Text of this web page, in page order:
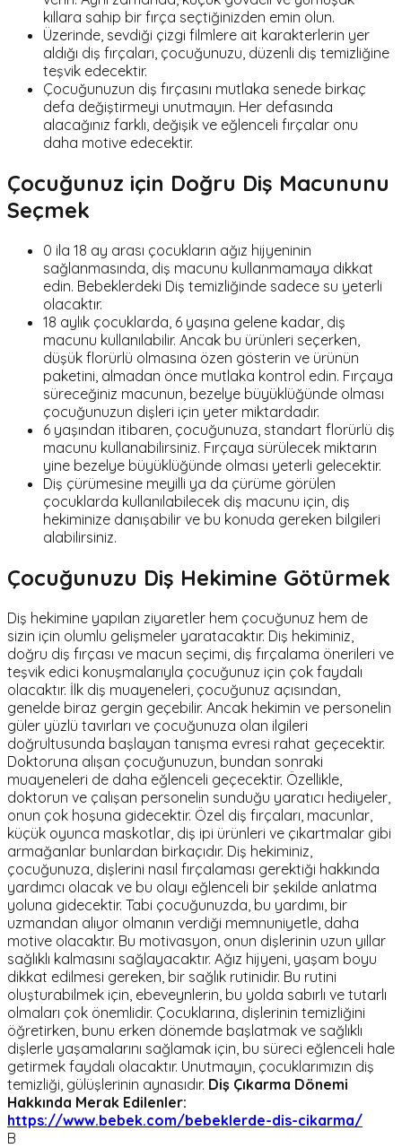
kıllara sahip bir fırça seçtiğinizden emin olun.
Üzerinde, sevdiği çizgi filmlere ait karakterlerin yer
aldığı diş fırçaları, çocuğunuzu, düzenli diş temizliğine
teşvik edecektir.
Çocuğunuzun diş fırçasını mutlaka senede birkaç
defa değiştirmeyi unutmayın. Her defasında
alacağınız farklı, değişik ve eğlenceli fırçalar onu
daha motive edecektir.
Çocuğunuz için Doğru Diş Macununu
Seçmek
0 ila 18 ay arası çocukların ağız hijyeninin
sağlanmasında, diş macunu kullanmamaya dikkat
edin. Bebeklerdeki Diş temizliğinde sadece su yeterli
olacaktır.
18 aylık çocuklarda, 6 yaşına gelene kadar, diş
macunu kullanılabilir. Ancak bu ürünleri seçerken,
düşük florürlü olmasına özen gösterin ve ürünün
paketini, almadan önce mutlaka kontrol edin. Fırçaya
süreceğiniz macunun, bezelye büyüklüğünde olması
çocuğunuzun dişleri için yeter miktardadır.
6 yaşından itibaren, çocuğunuza, standart florürlü diş
macunu kullanabilirsiniz. Fırçaya sürülecek miktarın
yine bezelye büyüklüğünde olması yeterli gelecektir.
Diş çürümesine meyilli ya da çürüme görülen
çocuklarda kullanılabilecek diş macunu için, diş
hekiminize danışabilir ve bu konuda gereken bilgileri
alabilirsiniz.
Çocuğunuzu Diş Hekimine Götürmek
Diş hekimine yapılan ziyaretler hem çocuğunuz hem de
sizin için olumlu gelişmeler yaratacaktır. Diş hekiminiz,
doğru diş fırçası ve macun seçimi, diş fırçalama önerileri ve
teşvik edici konuşmalarıyla çocuğunuz için çok faydalı
olacaktır. İlk diş muayeneleri, çocuğunuz açısından,
genelde biraz gergin geçebilir. Ancak hekimin ve personelin
güler yüzlü tavırları ve çocuğunuza olan ilgileri
doğrultusunda başlayan tanışma evresi rahat geçecektir.
Doktoruna alışan çocuğunuzun, bundan sonraki
muayeneleri de daha eğlenceli geçecektir. Özellikle,
doktorun ve çalışan personelin sunduğu yaratıcı hediyeler,
onun çok hoşuna gidecektir. Özel diş fırçaları, macunlar,
küçük oyunca maskotlar, diş ipi ürünleri ve çıkartmalar gibi
armağanlar bunlardan birkaçıdır. Diş hekiminiz,
çocuğunuza, dişlerini nasıl fırçalaması gerektiği hakkında
yardımcı olacak ve bu olayı eğlenceli bir şekilde anlatma
yoluna gidecektir. Tabi çocuğunuzda, bu yardımı, bir
uzmandan alıyor olmanın verdiği memnuniyetle, daha
motive olacaktır. Bu motivasyon, onun dişlerinin uzun yıllar
sağlıklı kalmasını sağlayacaktır. Ağız hijyeni, yaşam boyu
dikkat edilmesi gereken, bir sağlık rutinidir. Bu rutini
oluşturabilmek için, ebeveynlerin, bu yolda sabırlı ve tutarlı
olmaları çok önemlidir. Çocuklarına, dişlerinin temizliğini
öğretirken, bunu erken dönemde başlatmak ve sağlıklı
dişlerle yaşamalarını sağlamak için, bu süreci eğlenceli hale
getirmek faydalı olacaktır. Unutmayın, çocuklarımızın diş
temizliği, gülüşlerinin aynasıdır. Diş Çıkarma Dönemi
Hakkında Merak Edilenler:
https://www.bebek.com/bebeklerde-dis-cikarma/
B